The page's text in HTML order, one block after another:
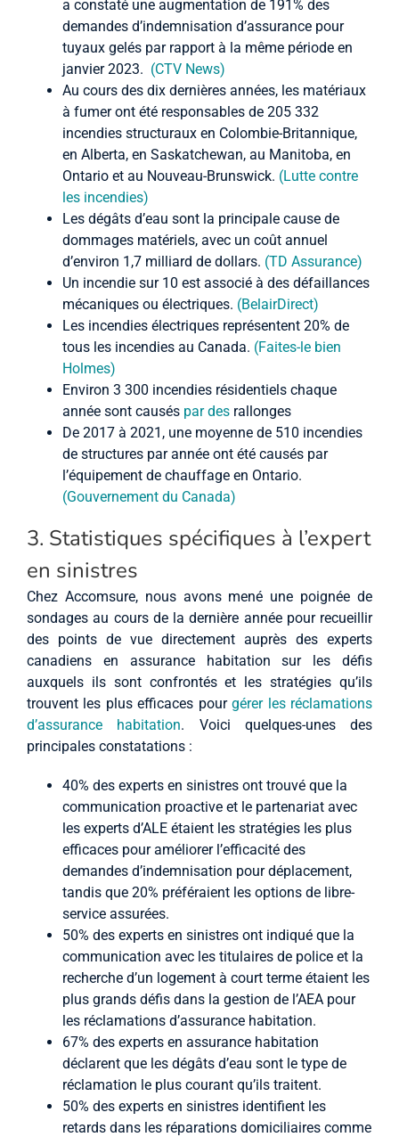
a constaté une augmentation de 191% des
demandes d’indemnisation d’assurance pour
tuyaux gelés par rapport à la même période en
janvier 2023. (CTV News)
Au cours des dix dernières années, les matériaux
à fumer ont été responsables de 205 332
incendies structuraux en Colombie-Britannique,
en Alberta, en Saskatchewan, au Manitoba, en
Ontario et au Nouveau-Brunswick. (Lutte contre
les incendies)
Les dégâts d’eau sont la principale cause de
dommages matériels, avec un coût annuel
d’environ 1,7 milliard de dollars. (TD Assurance)
Un incendie sur 10 est associé à des défaillances
mécaniques ou électriques. (BelairDirect)
Les incendies électriques représentent 20% de
tous les incendies au Canada. (Faites-le bien
Holmes)
Environ 3 300 incendies résidentiels chaque
année sont causés par des rallonges
De 2017 à 2021, une moyenne de 510 incendies
de structures par année ont été causés par
l’équipement de chauffage en Ontario.
(Gouvernement du Canada)
3. Statistiques spécifiques à l’expert
en sinistres
Chez Accomsure, nous avons mené une poignée de
sondages au cours de la dernière année pour recueillir
des points de vue directement auprès des experts
canadiens en assurance habitation sur les défis
auxquels ils sont confrontés et les stratégies qu’ils
trouvent les plus efficaces pourgérer les réclamations
d’assurance habitation. Voici quelques-unes des
principales constatations :
40% des experts en sinistres ont trouvé que la
communication proactive et le partenariat avec
les experts d’ALE étaient les stratégies les plus
efficaces pour améliorer l’efficacité des
demandes d’indemnisation pour déplacement,
tandis que 20% préféraient les options de libre-
service assurées.
50% des experts en sinistres ont indiqué que la
communication avec les titulaires de police et la
recherche d’un logement à court terme étaient les
plus grands défis dans la gestion de l’AEA pour
les réclamations d’assurance habitation.
67% des experts en assurance habitation
déclarent que les dégâts d’eau sont le type de
réclamation le plus courant qu’ils traitent.
50% des experts en sinistres identifient les
retards dans les réparations domiciliaires comme